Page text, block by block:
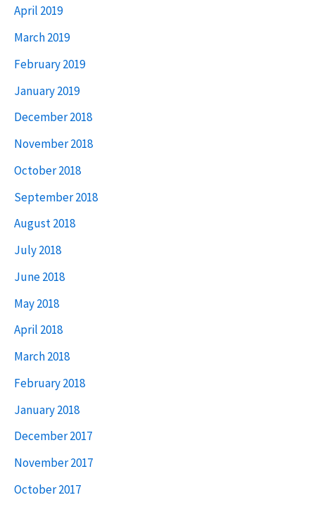
April 2019
March 2019
February 2019
January 2019
December 2018
November 2018
October 2018
September 2018
August 2018
July 2018
June 2018
May 2018
April 2018
March 2018
February 2018
January 2018
December 2017
November 2017
October 2017